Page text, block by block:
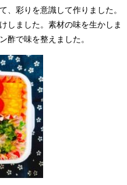
、彩りを意識して作りました。
しました。素材の味を生かしま
酢で味を整えました。